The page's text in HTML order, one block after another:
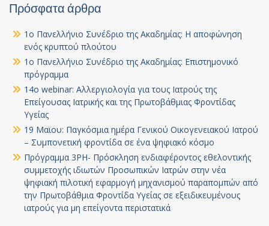
Πρόσφατα άρθρα
1ο Πανελλήνιο Συνέδριο της Ακαδημίας: Η αποφώνηση
ενός κρυπτού πλούτου
1ο Πανελλήνιο Συνέδριο της Ακαδημίας: Επιστημονικό
πρόγραμμα
14ο webinar: Αλλεργιολογία για τους Ιατρούς της
Επείγουσας Ιατρικής και της Πρωτοβάθμιας Φροντίδας
Υγείας
19 Μαϊου: Παγκόσμια ημέρα Γενικού Οικογενειακού Ιατρού
– Συμπονετική φροντίδα σε ένα ψηφιακό κόσμο
Πρόγραμμα 3PH- Πρόσκληση ενδιαφέροντος εθελοντικής
συμμετοχής ιδιωτών Προσωπικών Ιατρών στην νέα
ψηφιακή πιλοτική εφαρμογή μηχανισμού παραπομπών από
την Πρωτοβάθμια Φροντίδα Υγείας σε εξειδικευμένους
ιατρούς για μη επείγοντα περιστατικά